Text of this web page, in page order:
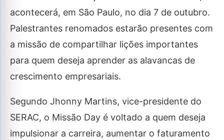
acontecerá, em São Paulo, no dia 7 de outubro.
Palestrantes renomados estarão presentes com
a missão de compartilhar lições importantes
para quem deseja aprender as alavancas de
crescimento empresariais.
Segundo Jhonny Martins, vice-presidente do
SERAC, o Missão Day é voltado a quem deseja
impulsionar a carreira, aumentar o faturamento